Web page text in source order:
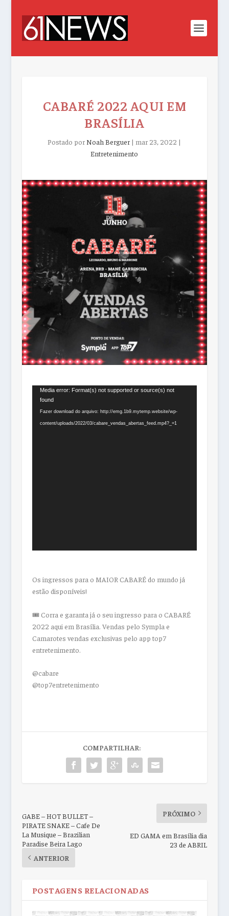
CABARÉ 2022 AQUI EM
BRASÍLIA
Postado por Noah Berguer| mar 23, 2022 |
Entretenimento
Tocador
vídeo
Media error: Format(s) not supported or source(s) not
found
Fazer download do arquivo: http://emg.1b9.mytemp.website/wp-
content/uploads/2022/03/cabare_vendas_abertas_feed.mp4?_=1
Os ingressos para o MAIOR CABARÉ do mundo já
estão disponíveis!
🎟 Corra e garanta já o seu ingresso para o CABARÉ
2022 aqui em Brasília. Vendas pelo Sympla e
Camarotes vendas exclusivas pelo app top7
entretenimento.
@cabare
@top7entretenimento
COMPARTILHAR:
GABE – HOT BULLET –
PIRATE SNAKE – Cafe De
La Musique – Brazilian
Paradise Beira Lago
ANTERIOR
PRÓXIMO
ED GAMA em Brasília dia
23 de ABRIL
POSTAGENS RELACIONADAS